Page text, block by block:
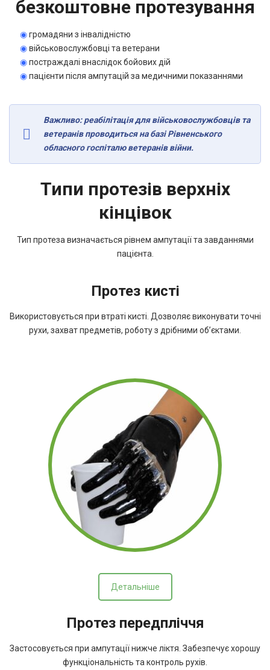
безкоштовне протезування
◉громадяни з інвалідністю
◉військовослужбовці та ветерани
◉постраждалі внаслідок бойових дій
◉пацієнти після ампутацій за медичними показаннями
Важливо: реабілітація для військовослужбовців та
ветеранів проводиться на базі Рівненського
обласного госпіталю ветеранів війни.
Типи протезів верхніх
кінцівок
Тип протеза визначається рівнем ампутації та завданнями
пацієнта.
Протез кисті
Використовується при втраті кисті. Дозволяє виконувати точні
рухи, захват предметів, роботу з дрібними об’єктами.
Детальніше
Протез передпліччя
Застосовується при ампутації нижче ліктя. Забезпечує хорошу
функціональність та контроль рухів.